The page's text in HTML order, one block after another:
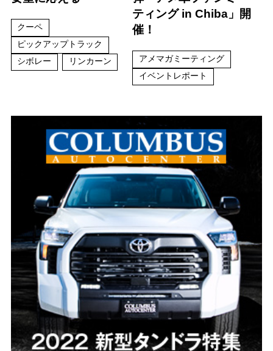
クーペ
ピックアップトラック
シボレー
リンカーン
ティング in Chiba」開
催！
アメマガミーティング
イベントレポート